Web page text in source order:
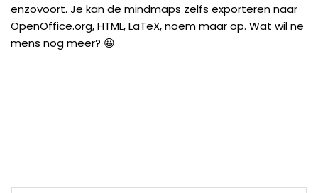
enzovoort. Je kan de mindmaps zelfs exporteren naar
OpenOffice.org, HTML, LaTeX, noem maar op. Wat wil ne
mens nog meer? 😀